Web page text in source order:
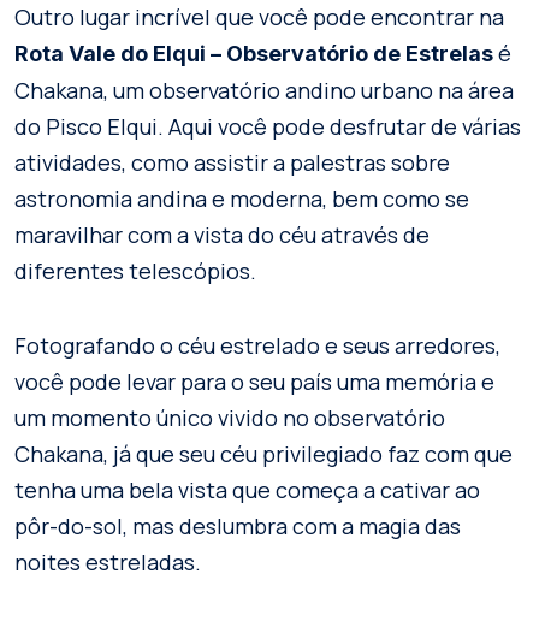
Outro lugar incrível que você pode encontrar na
Rota Vale do Elqui – Observatório de Estrelasé
Chakana, um observatório andino urbano na área
do Pisco Elqui. Aqui você pode desfrutar de várias
atividades, como assistir a palestras sobre
astronomia andina e moderna, bem como se
maravilhar com a vista do céu através de
diferentes telescópios.
Fotografando o céu estrelado e seus arredores,
você pode levar para o seu país uma memória e
um momento único vivido no observatório
Chakana, já que seu céu privilegiado faz com que
tenha uma bela vista que começa a cativar ao
pôr-do-sol, mas deslumbra com a magia das
noites estreladas.